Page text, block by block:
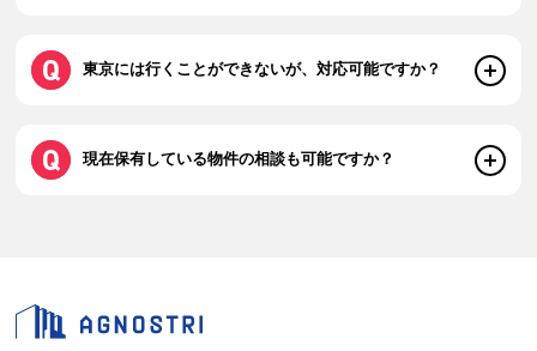
東京には行くことができないが、対応可能ですか？
現在保有している物件の相談も可能ですか？